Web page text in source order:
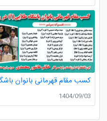
1404/09/03